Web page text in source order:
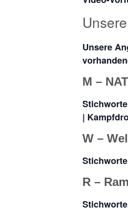
Unsere
M –
|
W –
R –